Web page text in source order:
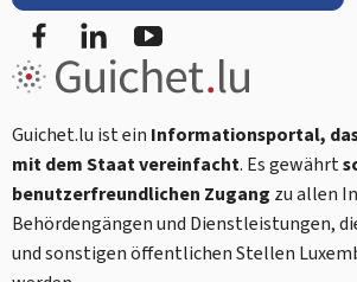
FacebookLinkedIn
Guichet.lu ist ein Informationsportal,
mit dem Staat vereinfacht. Es gewährt
benutzerfreundlichen Zugang zu allen
Behördengängen und Dienstleistungen,
und sonstigen öffentlichen Stellen